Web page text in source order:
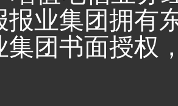
报业集团拥有
集团书面授权